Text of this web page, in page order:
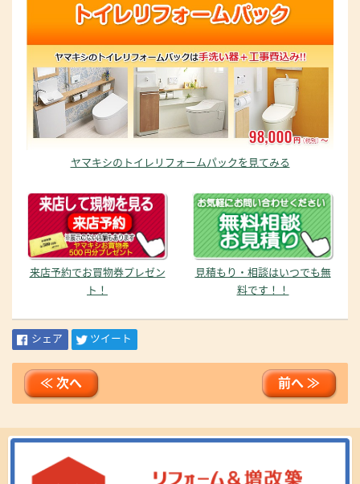
ヤマキシのトイレリフォームパックを見てみる
来店予約でお買物券プレゼン
ト！
見積もり・相談はいつでも無
料です！！
シェア ツイート
≪ 次へ 前へ ≫